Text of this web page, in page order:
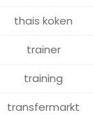
thais koken
trainer
training
transfermarkt